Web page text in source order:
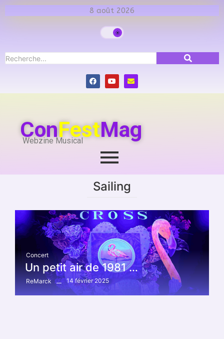
8 août 2026
ConFestMag
Webzine Musical
Sailing
Concert
Un petit air de 1981 …
ReMarck 14 février 2025